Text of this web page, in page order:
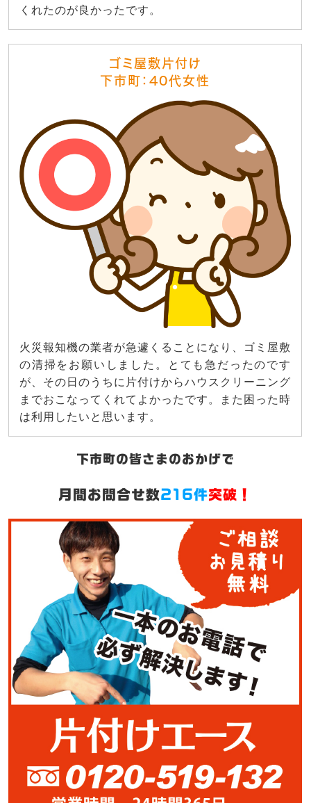
くれたのが良かったです。
ゴミ屋敷片付け
下市町：40代女性
火災報知機の業者が急遽くることになり、ゴミ屋敷
の清掃をお願いしました。とても急だったのです
が、その日のうちに片付けからハウスクリーニング
までおこなってくれてよかったです。また困った時
は利用したいと思います。
下市町の皆さまのおかげで
月間お問合せ数216件突破！